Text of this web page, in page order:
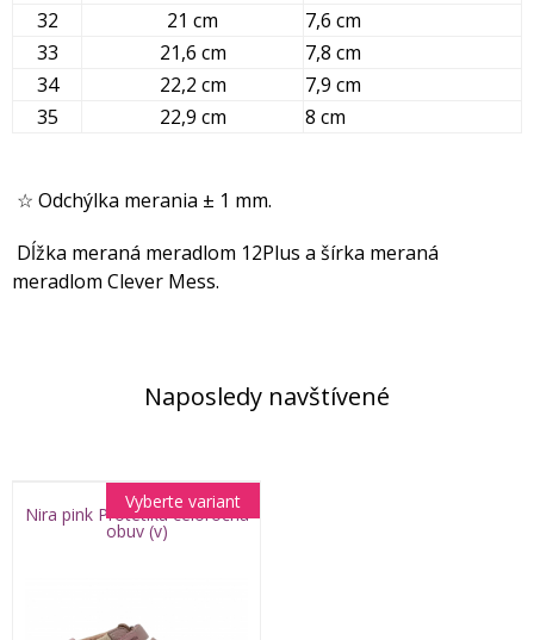
32
21 cm
7,6 cm
33
21,6 cm
7,8 cm
34
22,2 cm
7,9 cm
35
22,9 cm 8 cm
☆ Odchýlka merania ± 1 mm.
Dĺžka meraná meradlom 12Plus a šírka meraná
meradlom Clever Mess.
Naposledy navštívené
Nira pink Protetika celoročná
obuv (v)
Vyberte variant